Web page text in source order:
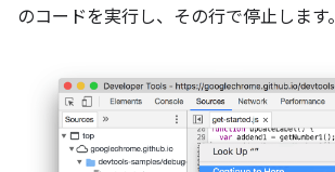
のコードを実行し、その行で停止します。